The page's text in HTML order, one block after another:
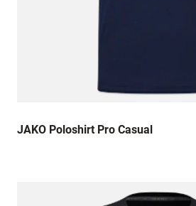
JAKO Poloshirt Pro Casual